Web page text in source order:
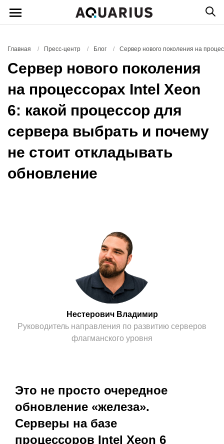
Главная / Пресс-центр / Блог / Сервер нового поколения на
Сервер нового поколения
на процессорах Intel Xeon
6: какой процессор для
сервера выбрать и почему
не стоит откладывать
обновление
Нестерович Владимир
Руководитель направления по развитию серверов
флагманского уровня
Это не просто очередное
обновление «железа».
Серверы на базе
процессоров Intel Xeon 6